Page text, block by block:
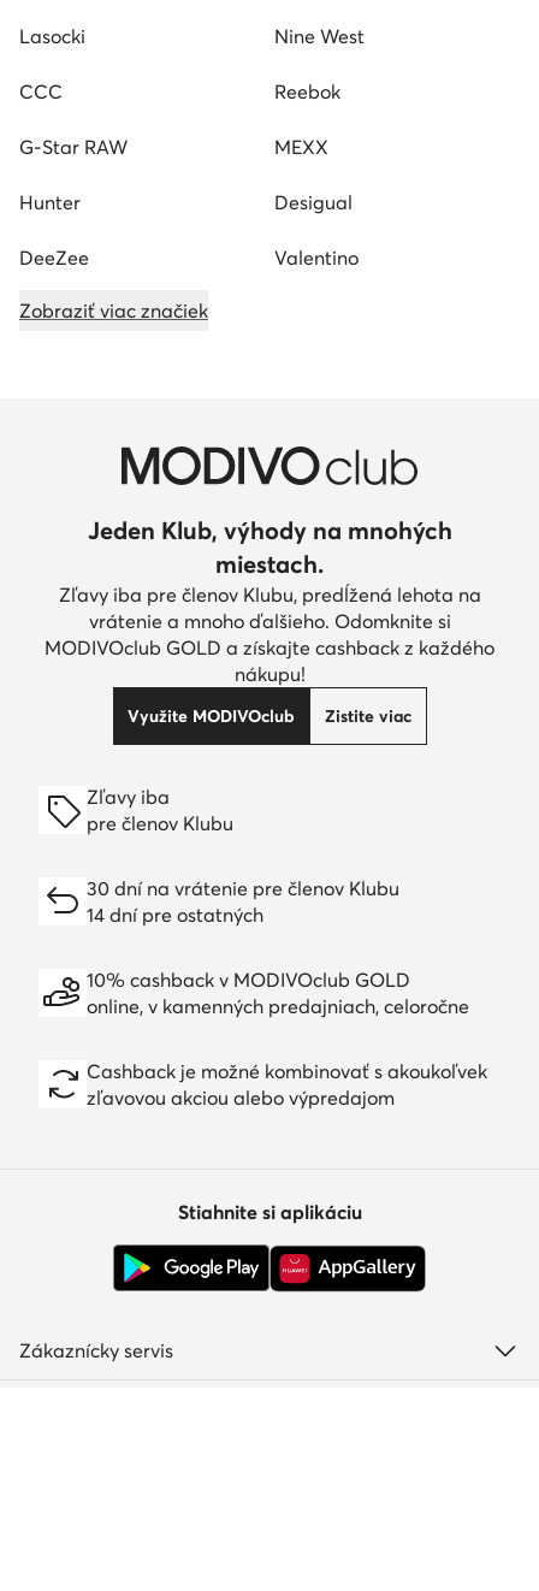
Lasocki Nine West
CCC Reebok
G-Star RAW MEXX
Hunter Desigual
DeeZee Valentino
Zobraziť viac značiek
Jeden Klub, výhody na mnohých
miestach.
Zľavy iba pre členov Klubu, predĺžená lehota na
vrátenie a mnoho ďalšieho. Odomknite si
MODIVOclub GOLD a získajte cashback z každého
nákupu!
Využite MODIVOclub Zistite viac
Zľavy iba
pre členov Klubu
30 dní na vrátenie pre členov Klubu
14 dní pre ostatných
10% cashback v MODIVOclub GOLD
online, v kamenných predajniach, celoročne
Cashback je možné kombinovať s akoukoľvek
zľavovou akciou alebo výpredajom
Stiahnite si aplikáciu
Zákaznícky servis